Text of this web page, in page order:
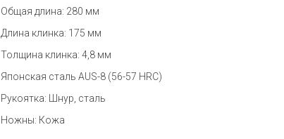
Общая длина: 280 мм
Длина клинка: 175 мм
Толщина клинка: 4,8 мм
Японская сталь AUS-8 (56-57 HRC)
Рукоятка: Шнур, сталь
Ножны: Кожа